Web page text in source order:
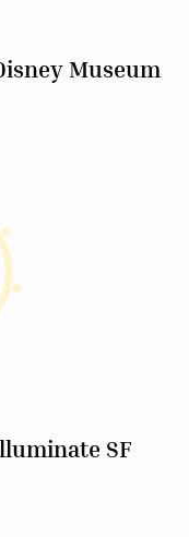
Museum
SF